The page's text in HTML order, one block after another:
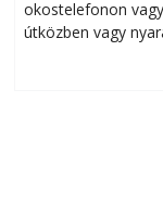
okostelefonon
útközben vagy